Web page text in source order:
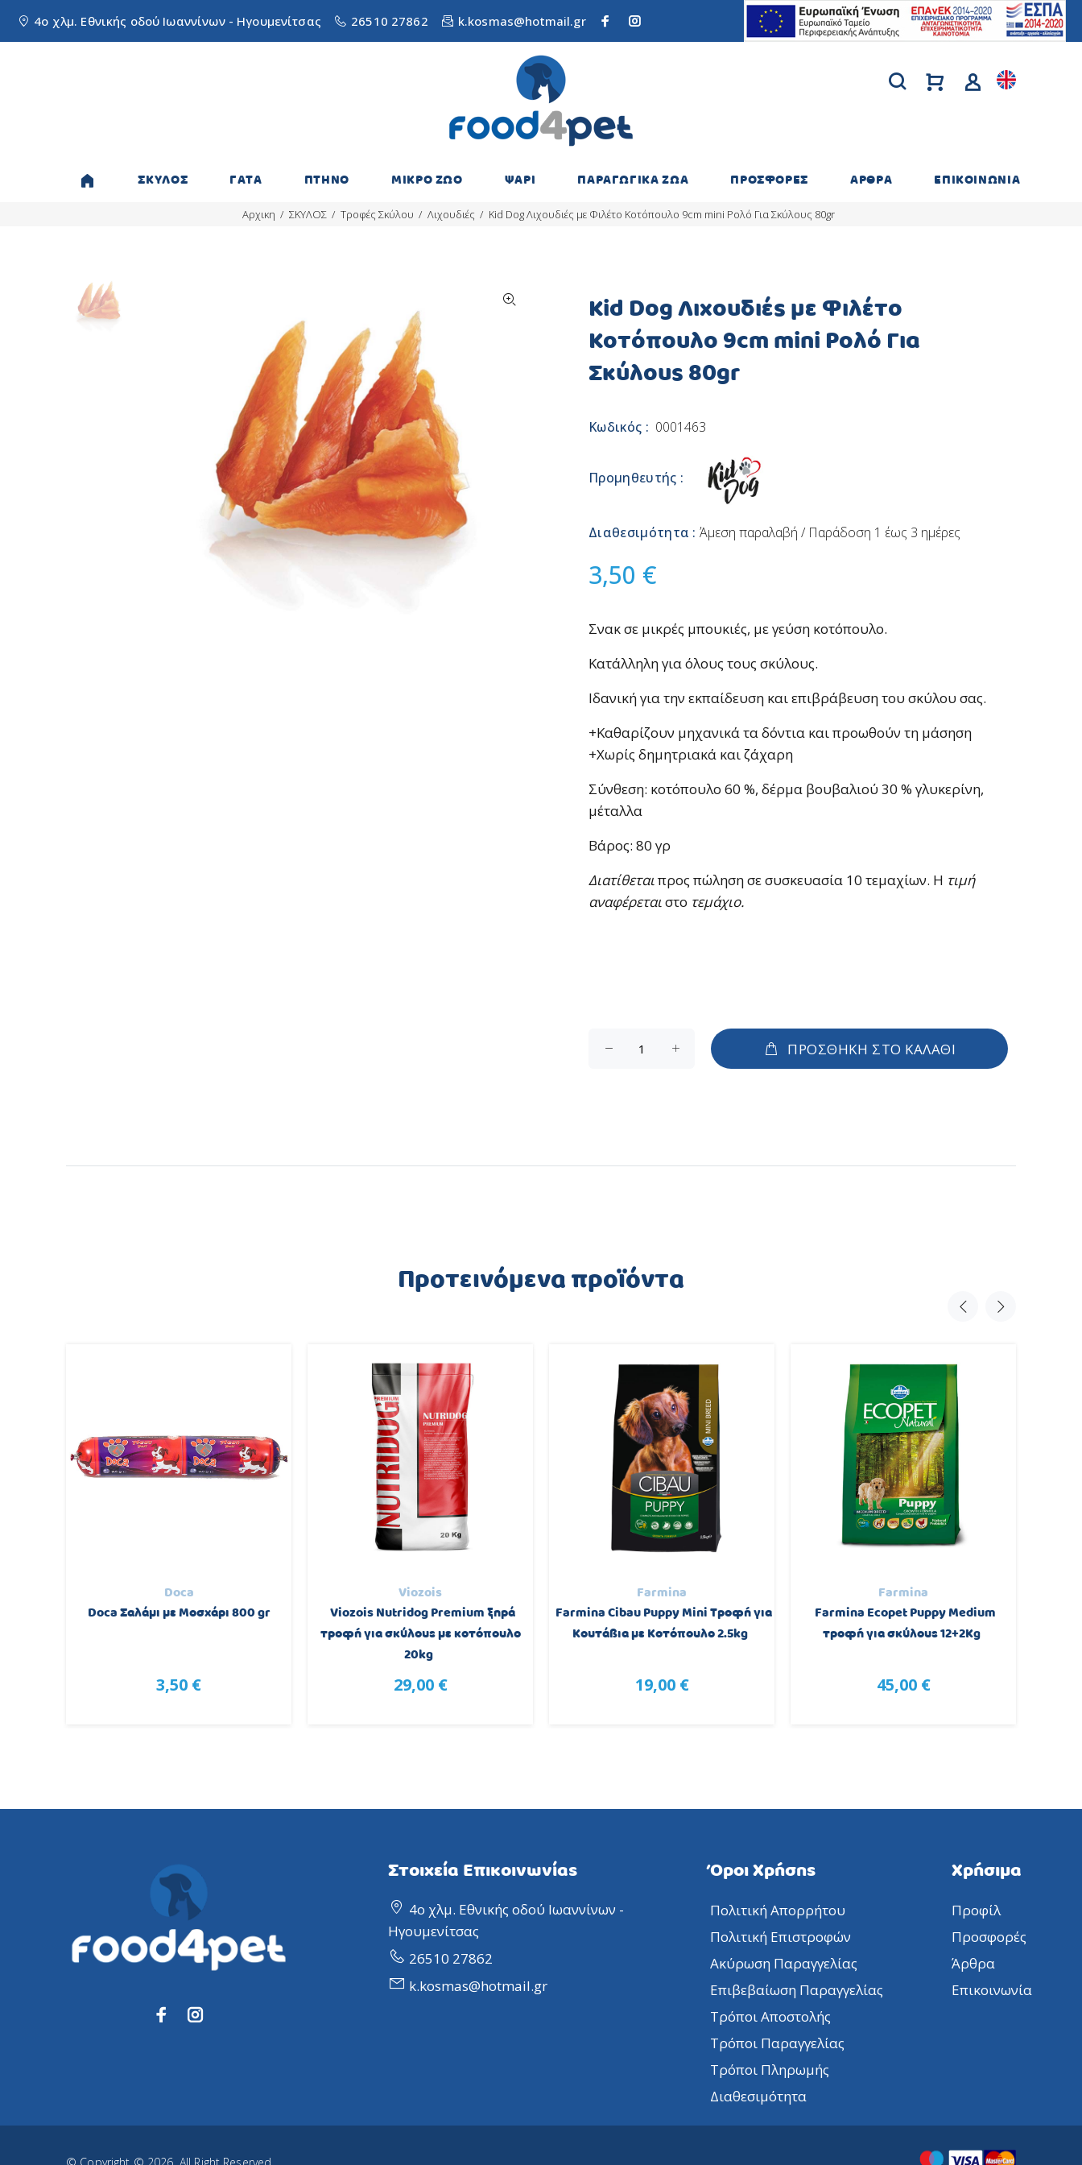
4ο χλμ. Εθνικής οδού Ιωαννίνων - Ηγουμενίτσας 26510 27862 k.kosmas@hotmail.gr
ΣΚΥΛΟΣ ΓΑΤΑ ΠΤΗΝΟ ΜΙΚΡΟ ΖΩΟ ΨΑΡΙ ΠΑΡΑΓΩΓΙΚΑ ΖΩΑ ΠΡΟΣΦΟΡΕΣ ΑΡΘΡΑ ΕΠΙΚΟΙΝΩΝΙΑ
Αρχικη ΣΚΥΛΟΣ Τροφές Σκύλου Λιχουδιές Kid Dog Λιχουδιές με Φιλέτο Κοτόπουλο 9cm mini Ρολό Για Σκύλους 80gr
Kid Dog Λιχουδιές με Φιλέτο
Κοτόπουλο 9cm mini Ρολό Για
Σκύλους 80gr
Κωδικός : 0001463
Προμηθευτής :
Διαθεσιμότητα :Άμεση παραλαβή / Παράδoση 1 έως 3 ημέρες
3,50 €
Σνακ σε μικρές μπουκιές, με γεύση κοτόπουλο.
Κατάλληλη για όλους τους σκύλους.
Ιδανική για την εκπαίδευση και επιβράβευση του σκύλου σας.
+Καθαρίζουν μηχανικά τα δόντια και προωθούν τη μάσηση
+Χωρίς δημητριακά και ζάχαρη
Σύνθεση: κοτόπουλο 60 %, δέρμα βουβαλιού 30 % γλυκερίνη,
μέταλλα
Βάρος: 80 γρ
Διατίθεταιπρος πώληση σε συσκευασία 10 τεμαχίων. Η τιμή
αναφέρεταιστο τεμάχιο.
ΠΡΟΣΘΗΚΗ ΣΤΟ ΚΑΛΑΘΙ
Προτεινόμενα προϊόντα
Doca
Doca Σαλάμι με Μοσχάρι 800 gr
3,50 €
Viozois
Viozois Nutridog Premium ξηρά
τροφή για σκύλους με κοτόπουλο
20kg
29,00 €
Farmina
Farmina Cibau Puppy Mini Τροφή για
Κουτάβια με Κοτόπουλο 2.5kg
19,00 €
Farmina
Farmina Ecopet Puppy Medium
τροφή για σκύλους 12+2Kg
45,00 €
Στοιχεία Επικοινωνίας
4ο χλμ. Εθνικής οδού Ιωαννίνων -
Ηγουμενίτσας
26510 27862
k.kosmas@hotmail.gr
Όροι Χρήσης
Πολιτική Απορρήτου
Πολιτική Επιστροφών
Ακύρωση Παραγγελίας
Επιβεβαίωση Παραγγελίας
Τρόποι Αποστολής
Τρόποι Παραγγελίας
Τρόποι Πληρωμής
Διαθεσιμότητα
Χρήσιμα
Προφίλ
Προσφορές
Άρθρα
Επικοινωνία